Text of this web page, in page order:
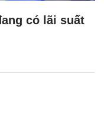
có lãi suất